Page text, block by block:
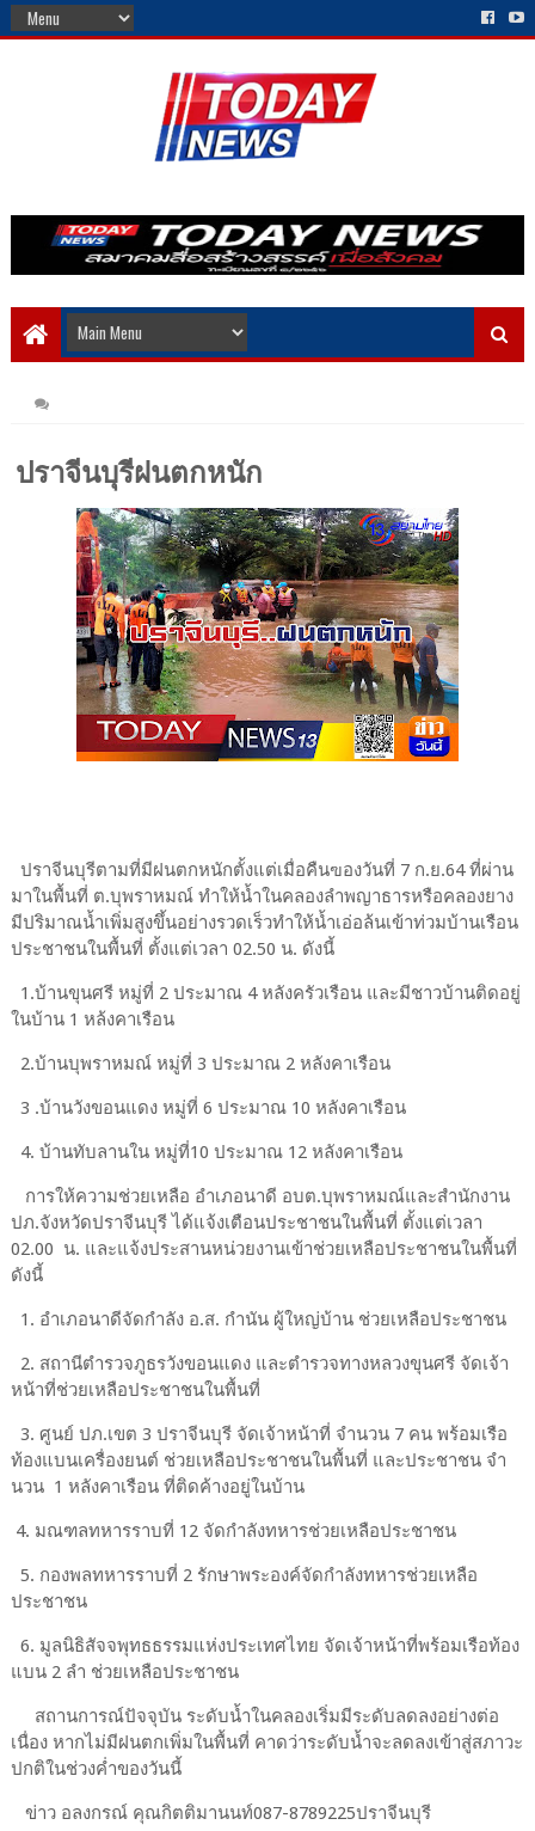
ปราจีนบุรีฝนตกหนัก
ปราจีนบุรีตามที่มีฝนตกหนักตั้งแต่เมื่อคืนฃองวันที่ 7 ก.ย.64​ ที่ผ่าน
มาในพื้นที่ ต.บุพราหมณ์ ทำให้น้ำในคลองลำพญาธารหรือคลองยาง
มีปริมาณน้ำเพิ่มสูงขึ้น​อย่างรวดเร็ว​ทำให้น้ำเอ่อล้นเข้าท่วมบ้านเรือน
ประชาชน​ในพื้นที่ ตั้งแต่เวลา​ 02.50 น. ดังนี้
1.บ้านขุนศรี หมู่ที่ 2 ประมาณ 4 หลังครัวเรือน และมีชาวบ้านติดอยู่
ในบ้าน 1 หล้งคาเรือน
2.บ้านบุพราหมณ์ หมู่ที่ 3 ประมาณ 2 หลังคาเรือน
3 .บ้านวังขอนแดง หมู่ที่ 6 ประมาณ 10 หลังคาเรือน
4. บ้านทับลานใน​ หมู่ที่​10 ประมาณ 12 หลังคาเรือน
การให้ความช่วยเหลือ​ อำเภอนาดี​ อบต.บุพราหมณ์​และสำนักงาน​
ปภ.จังหวัดปราจีนบุรี ได้แจ้งเตือนประชาชนในพื้นที่​ ตั้งแต่เวลา​
02.00 น.​ และแจ้งประสานหน่วยงานเข้าช่วยเหลือประชาชนในพื้นที่​
ดังนี้
1.​ อำเภอนาดี​จัดกำลัง​ อ.ส.​ กำนัน​ ผู้ใหญ่บ้าน​ ช่วยเหลือประชาชน
2.​ สถานีตำรวจภูธรวังขอนแดง​ และตำรวจทางหลวงขุนศรี​ จัดเจ้า
หน้าที่ช่วยเหลือประชาชนในพื้นที่
3.​ ศูนย์​ ปภ.เขต​ 3​ ปราจีนบุรี​ จัดเจ้าหน้าที่​ จำนวน​ 7​ คน​ พร้อมเรือ
ท้องแบนเครื่องยนต์​ ช่วยเหลือประชาชน​ในพื้นที่​ และประชาชน​ จ​ำ​
นวน 1​ หลังคาเรือน​ ที่ติดค้างอยู่ในบ้าน
4.​ มณฑลทหารราบที่​ 12​ จัด​กำลังทหารช่วยเหลือประชาชน
5.​ กองพลทหารราบที่​ 2​ รักษาพระองค์จัดกำลังทหารช่วยเหลือ
ประชาชน
6.​ มูลนิธิสัจจพุทธธรรมแห่งประเทศไทย​ จัดเจ้าหน้าที่พร้อมเรือท้อง
แบน​ 2​ ลำ​ ช่วยเหลือประชาชน
สถานการณ์ปัจจุบัน​ ระดับน้ำในคลองเริ่มมีระดับลดลงอย่างต่อ
เนื่อง​ หากไม่มีฝนตกเพิ่มในพื้นที่​ คาดว่าระดับน้ำจะลดลงเข้าสู่สภาวะ
ปกติในช่วงค่ำของวันนี้
ข่าว อลงกรณ์ คุณกิตติมานนท์087-8789225ปราจีนบุรี